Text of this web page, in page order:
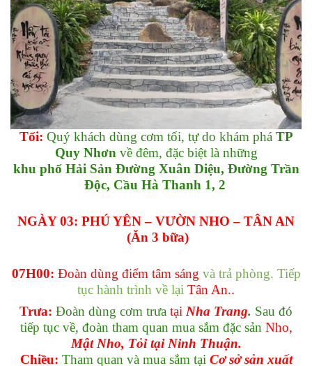
Tối: Quý khách dùng cơm tối, tự do khám phá TP
Quy Nhơn về đêm, đặc biệt là những
khu phố Hải Sản Đường Xuân Diệu, Đường Trần
Độc, Cầu Hà Thanh 1, 2
NGÀY 03: PHÚ YÊN – VƯỜN NHO – TÂN AN
(Ăn 3 bữa)
07H00: Đoàn dùng điểm tâm sáng và trả phòng. Tiếp
tục hành trình về lại Tân An..
Trưa: Đoàn dùng cơm trưa tại Nha Trang. Sau đó
tiếp tục về, đoàn tham quan mua sắm đặc sản Nho,
Mật Nho, Tỏi tại Ninh Thuận.
Chiều: Tham quan và mua sắm tại Cơ sở sản xuất